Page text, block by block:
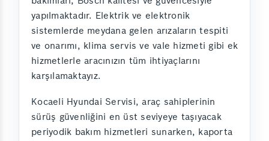
yapılmaktadır. Elektrik ve elektronik
sistemlerde meydana gelen arızaların tespiti
ve onarımı, klima servis ve vale hizmeti gibi ek
hizmetlerle aracınızın tüm ihtiyaçlarını
karşılamaktayız.
Kocaeli Hyundai Servisi, araç sahiplerinin
sürüş güvenliğini en üst seviyeye taşıyacak
periyodik bakım hizmetleri sunarken, kaporta